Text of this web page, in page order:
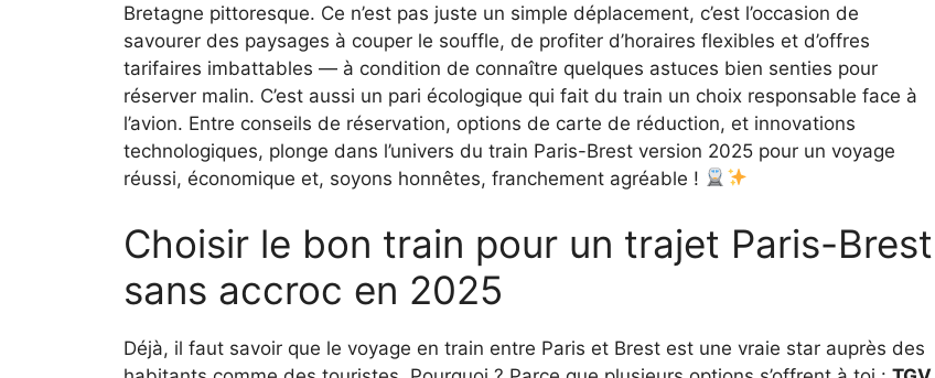
Bretagne pittoresque. Ce n’est pas juste un simple déplacement, c’est l’occasion de
savourer des paysages à couper le souffle, de profiter d’horaires flexibles et d’offres
tarifaires imbattables — à condition de connaître quelques astuces bien senties pour
réserver malin. C’est aussi un pari écologique qui fait du train un choix responsable face à
l’avion. Entre conseils de réservation, options de carte de réduction, et innovations
technologiques, plonge dans l’univers du train Paris-Brest version 2025 pour un voyage
réussi, économique et, soyons honnêtes, franchement agréable !
Choisir le bon train pour un trajet Paris-Brest
sans accroc en 2025
Déjà, il faut savoir que le voyage en train entre Paris et Brest est une vraie star auprès des